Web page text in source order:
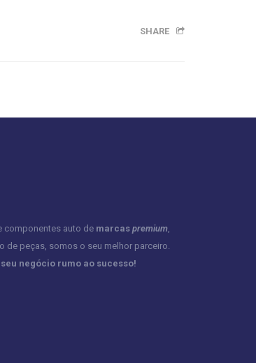
SHARE
componentes auto de marcas premium,
de peças, somos o seu melhor parceiro.
negócio rumo ao sucesso!